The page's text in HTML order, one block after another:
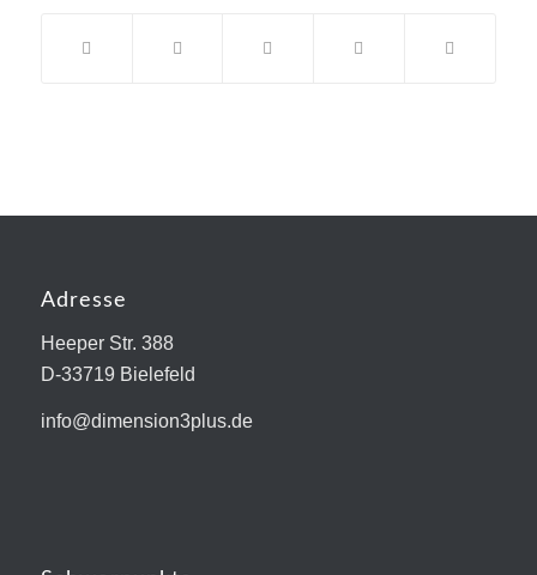
Adresse
Heeper Str. 388
D-33719 Bielefeld
info@dimension3plus.de